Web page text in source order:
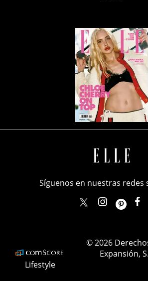
Síguenos en nuestras redes
Lifestyle
© 2026
Expansión,